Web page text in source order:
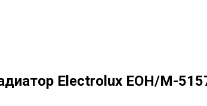
Electrolux EOH/M-